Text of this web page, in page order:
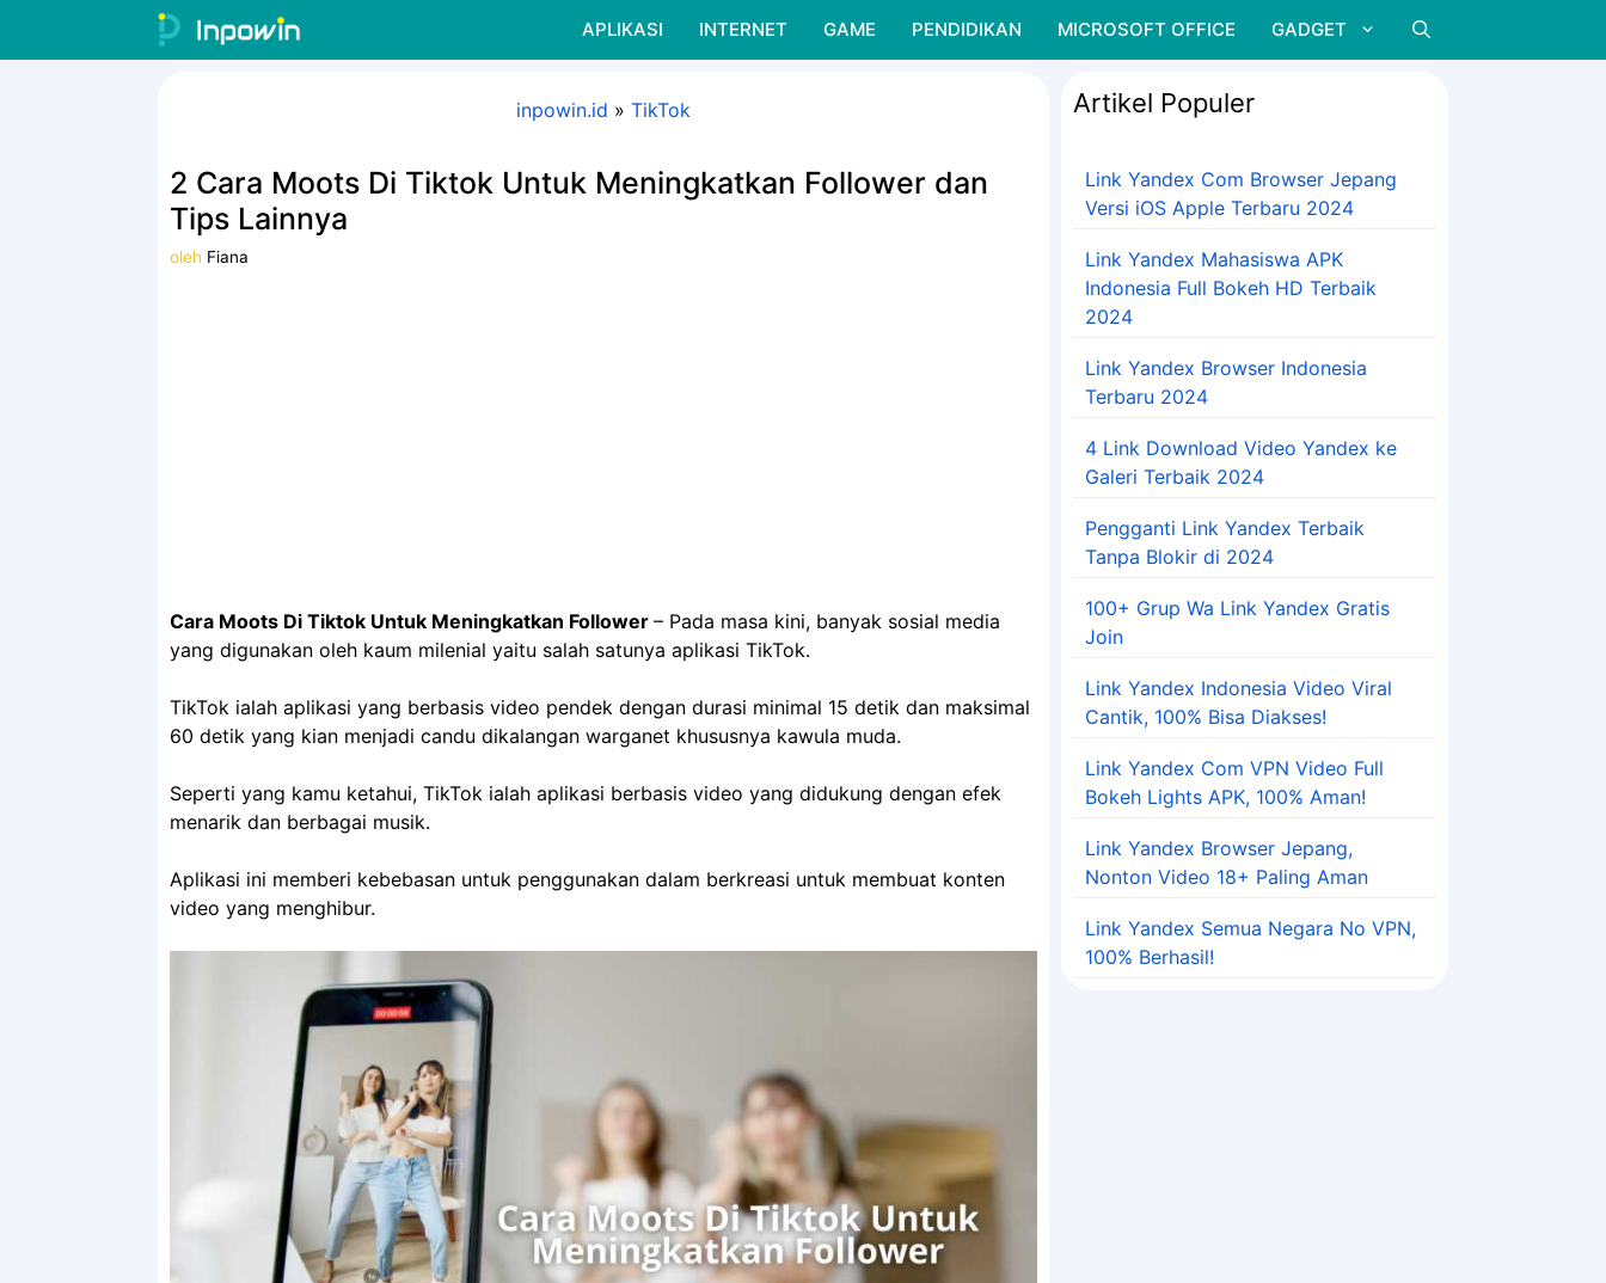
APLIKASI INTERNET GAME PENDIDIKAN MICROSOFT OFFICE GADGET
inpowin.id » TikTok
2 Cara Moots Di Tiktok Untuk Meningkatkan Follower dan
Tips Lainnya
oleh Fiana
Cara Moots Di Tiktok Untuk Meningkatkan Follower – Pada masa kini, banyak sosial media
yang digunakan oleh kaum milenial yaitu salah satunya aplikasi TikTok.
TikTok ialah aplikasi yang berbasis video pendek dengan durasi minimal 15 detik dan maksimal
60 detik yang kian menjadi candu dikalangan warganet khususnya kawula muda.
Seperti yang kamu ketahui, TikTok ialah aplikasi berbasis video yang didukung dengan efek
menarik dan berbagai musik.
Aplikasi ini memberi kebebasan untuk penggunakan dalam berkreasi untuk membuat konten
video yang menghibur.
Artikel Populer
Link Yandex Com Browser Jepang
Versi iOS Apple Terbaru 2024
Link Yandex Mahasiswa APK
Indonesia Full Bokeh HD Terbaik
2024
Link Yandex Browser Indonesia
Terbaru 2024
4 Link Download Video Yandex ke
Galeri Terbaik 2024
Pengganti Link Yandex Terbaik
Tanpa Blokir di 2024
100+ Grup Wa Link Yandex Gratis
Join
Link Yandex Indonesia Video Viral
Cantik, 100% Bisa Diakses!
Link Yandex Com VPN Video Full
Bokeh Lights APK, 100% Aman!
Link Yandex Browser Jepang,
Nonton Video 18+ Paling Aman
Link Yandex Semua Negara No VPN,
100% Berhasil!